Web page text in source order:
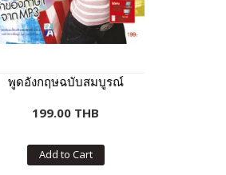
พูดอังกฤษฉบับสมบูรณ์
199.00 THB
Add to Cart